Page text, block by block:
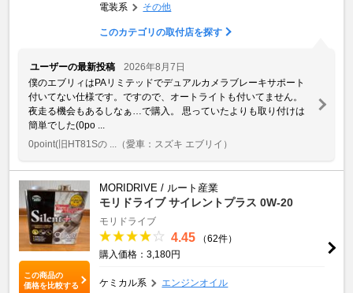
電装系 その他
このカテゴリの取付店を探す
ユーザーの最新投稿
2026年8月7日
僕のエブリィはPAリミテッドでデュアルカメラブレーキサポート
付いてない仕様です。ですので、オートライトも付いてません。
夜走る機会もあるしなぁ…で購入。 思っていたよりも取り付けは
簡単でした(0po ...
0point(旧HT81Sの ...
（愛車：スズキ エブリイ）
この商品の
価格を比較する
MORIDRIVE / ルート産業
モリドライブ サイレントプラス 0W-20
モリドライブ
4.45
（62件）
購入価格：3,180円
ケミカル系 エンジンオイル